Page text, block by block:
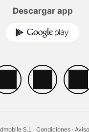
Descargar app
S.L · Condiciones ·